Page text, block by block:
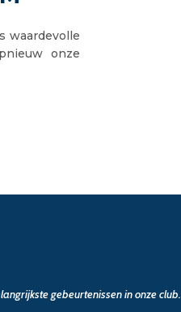
waardevolle
onze
gebeurtenissen in onze club.